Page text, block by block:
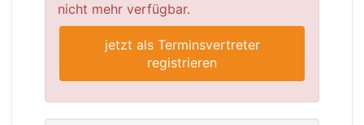
nicht mehr verfügbar.
jetzt als Terminsvertreter
registrieren